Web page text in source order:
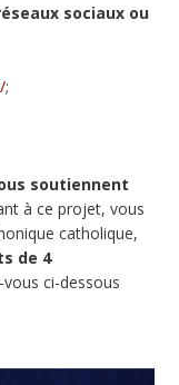
sociaux ou
;
soutiennent
à ce projet, vous
catholique,
de 4
vous ci-dessous